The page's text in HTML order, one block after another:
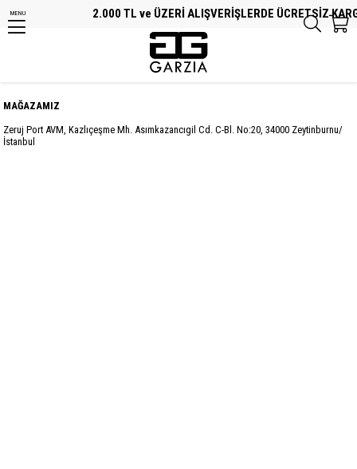
2.000 TL ve ÜZERİ ALIŞVERİŞLERDE ÜCRETSİZ
MENU
MAĞAZAMIZ
Zeruj Port AVM, Kazlıçeşme Mh. Asımkazancıgil Cd. C-Bl. No:20, 34000 Zeytinburnu/
İstanbul